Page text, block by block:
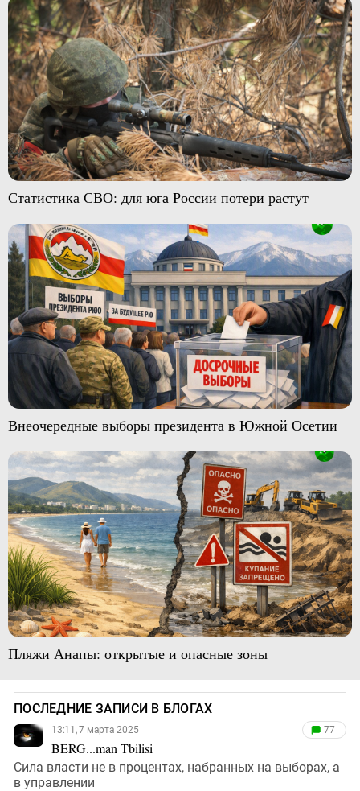
Статистика СВО: для юга России потери растут
Внеочередные выборы президента в Южной Осетии
Пляжи Анапы: открытые и опасные зоны
ПОСЛЕДНИЕ ЗАПИСИ В БЛОГАХ
13:11, 7 марта 2025
BERG...man Tbilisi
77
Сила власти не в процентах, набранных на выборах, а
в управлении